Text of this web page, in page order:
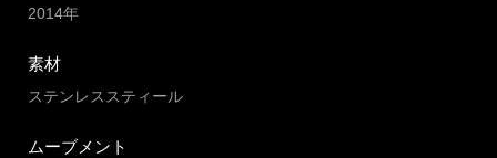
2014年
素材
ステンレススティール
ムーブメント